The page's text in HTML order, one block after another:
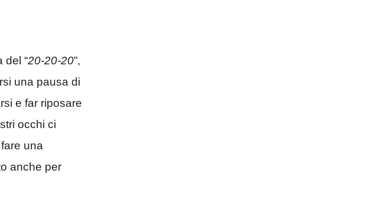
del “20-20-20”,
una pausa di
e far riposare
occhi ci
una
anche per